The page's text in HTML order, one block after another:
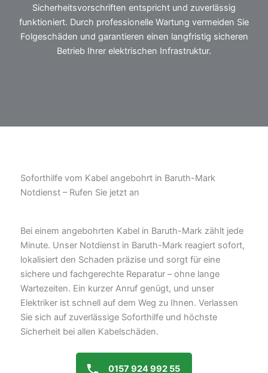
Sicherheitsvorschriften entspricht und zuverlässig
funktioniert. Durch professionelle Wartung vermeiden Sie
Folgeschäden und garantieren einen langfristig sicheren
Betrieb Ihrer elektrischen Infrastruktur.
Soforthilfe vom Kabel angebohrt in Baruth-Mark
Notdienst – Rufen Sie jetzt an
Bei einem angebohrten Kabel in Baruth-Mark zählt jede
Minute. Unser Notdienst in Baruth-Mark reagiert sofort,
lokalisiert den Schaden präzise und sorgt für eine
sichere und fachgerechte Reparatur – ohne lange
Wartezeiten. Ein kurzer Anruf genügt, und unser
Elektriker ist schnell auf dem Weg zu Ihnen. Verlassen
Sie sich auf zuverlässige Soforthilfe und höchste
Sicherheit bei allen Kabelschäden.
0157 924 992 55